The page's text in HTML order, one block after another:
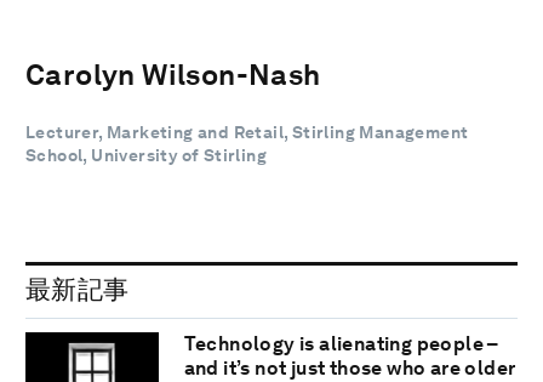
Carolyn Wilson-Nash
Lecturer, Marketing and Retail, Stirling Management
School, University of Stirling
最新記事
Technology is alienating people –
and it’s not just those who are older